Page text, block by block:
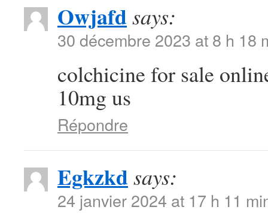
Owjafdsays:
30 décembre 2023 at 8 h 18
colchicine for sale
10mg us
Répondre
Egkzkdsays:
24 janvier 2024 at 17 h 11